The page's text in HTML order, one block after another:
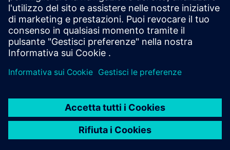
Numero del contenitore
Numero di prenotazione o polizza di carico
Entrambi